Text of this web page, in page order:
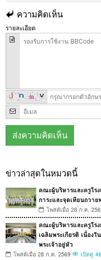
ความคิดเห็น
รายละเอียด
ข่าวล่าสุดในหมวดนี้
คณะผู้บริหารและครูโร
การะและจุดเทียนถวา
โพสต์เมื่อ 28 ก.ค.
คณะผู้บริหารและครูโร
เฉลิมพระเกียรติ เนื่อง
พระเจ้าอยู่หัว
โพสต์เมื่อ 28 ก.ค. 2569 เปิดดู